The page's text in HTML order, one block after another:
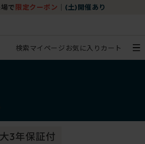
で 限定クーポン (土)開催あり
検索マイページ お気に入り カート